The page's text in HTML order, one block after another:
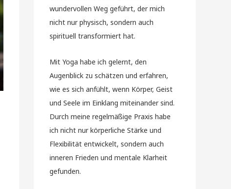
wundervollen Weg geführt, der mich
nicht nur physisch, sondern auch
spirituell transformiert hat.
Mit Yoga habe ich gelernt, den
Augenblick zu schätzen und erfahren,
wie es sich anfühlt, wenn Körper, Geist
und Seele im Einklang miteinander sind.
Durch meine regelmäßige Praxis habe
ich nicht nur körperliche Stärke und
Flexibilität entwickelt, sondern auch
inneren Frieden und mentale Klarheit
gefunden.